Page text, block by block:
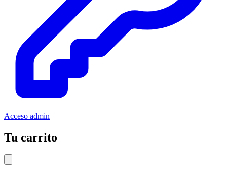
Acceso admin
Tu carrito